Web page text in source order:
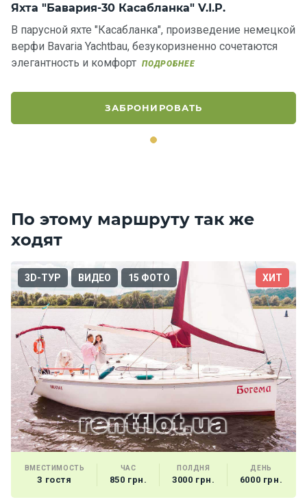
Яхта "Бавария-30 Касабланка" V.I.P.
В парусной яхте "Касабланка", произведение немецкой
верфи Bavaria Yachtbau, безукоризненно сочетаются
элегантность и комфорт ПОДРОБНЕЕ
ЗАБРОНИРОВАТЬ
По этому маршруту так же
ходят
3D-ТУР ВИДЕО 15 ФОТО ХИТ
ВМЕСТИМОСТЬ
3 гостя
ЧАС
850 грн.
ПОЛДНЯ
3000 грн.
ДЕНЬ
6000 грн.